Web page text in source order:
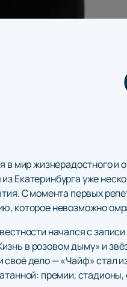
в мир жизнерадостного
Екатеринбурга уже
С момента первых
которое невозможно
начался с
в розовом дыму» и
дело — «Чайф» стал
премии,